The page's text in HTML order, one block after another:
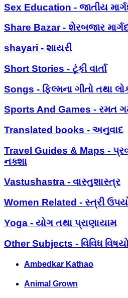
Sex Education - જાતીય
Share Bazar - શેરબજાર
shayari - શાયરી
Short Stories - ટૂંકી વાર્તા
Songs - ફિલ્મના ગીતો તથા
Sports And Games - રમત
Translated books - અનુવાદ
Travel Guides & Maps -
નક્શા
Vastushastra - વાસ્તુશાસ્ત્ર
Women Related - સ્ત્રી
Yoga - યોગ તથા પ્રાણાયામ
Other Subjects - વિવિધ
Ambedkar Kathao
Animal Grown